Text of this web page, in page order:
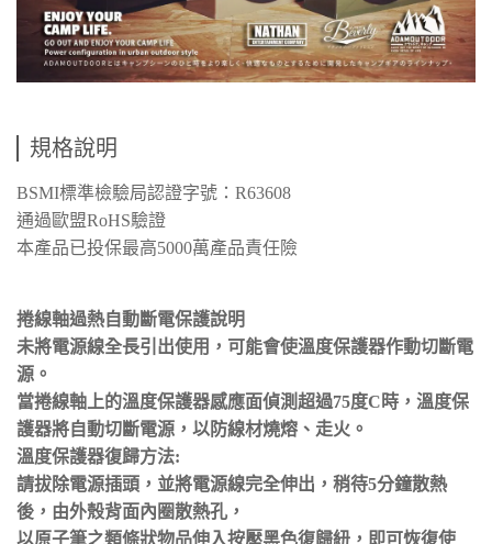
規格說明
BSMI標準檢驗局認證字號：R63608
通過歐盟RoHS驗證
本產品已投保最高5000萬產品責任險
捲線軸過熱自動斷電保護說明
未將電源線全長引出使用，可能會使溫度保護器作動切斷電
源。
當捲線軸上的溫度保護器感應面偵測超過75度C時，溫度保
護器將自動切斷電源，以防線材燒熔、走火。
溫度保護器復歸方法:
請拔除電源插頭，並將電源線完全伸出，稍待5分鐘散熱
後，由外殼背面內圈散熱孔，
以原子筆之類條狀物品伸入按壓黑色復歸紐，即可恢復使